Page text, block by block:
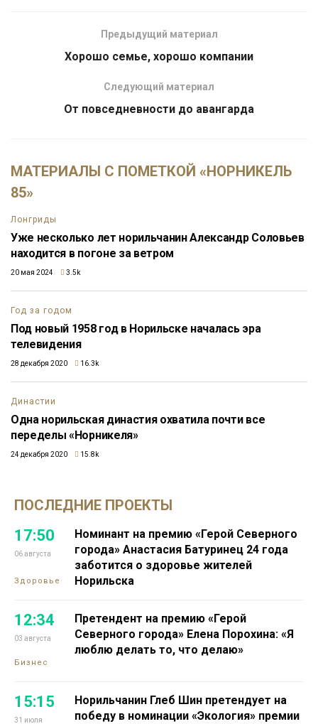
Предыдущий материал
Хорошо семье, хорошо компании
Следующий материал
От повседневности до авангарда
МАТЕРИАЛЫ С ПОМЕТКОЙ «НОРНИКЕЛЬ
85»
Лонгриды
Уже несколько лет норильчанин Александр Соловьев
находится в погоне за ветром
20 мая 2024 3.5k
Год за годом
Под новый 1958 год в Норильске началась эра
телевидения
28 декабря 2020 16.3k
Династии
Одна норильская династия охватила почти все
переделы «Норникеля»
24 декабря 2020 15.8k
ПОСЛЕДНИЕ ПРОЕКТЫ
17:50
06 августа
Здоровье
Номинант на премию «Герой Северного
города» Анастасия Батуринец 24 года
заботится о здоровье жителей
Норильска
12:34
03 августа
Бизнес
Претендент на премию «Герой
Северного города» Елена Порохина: «Я
люблю делать то, что делаю»
15:15
31 июля
Норильчанин Глеб Шин претендует на
победу в номинации «Экология» премии